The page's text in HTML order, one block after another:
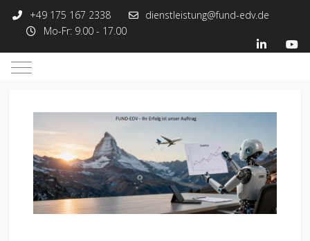
+49 175 167 2338
dienstleistung@fund-edv.de
Mo-Fr: 9.00 - 17.00
Mobile Menu Toggle